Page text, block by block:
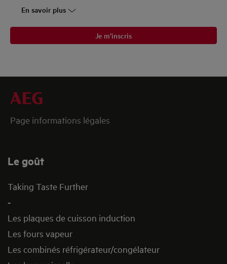
En savoir plus
Je m’inscris
Page informations légales
Le goût
Taking Taste Further
-
Les plaques de cuisson induction
Les fours vapeur
Les combinés réfrigérateur/congélateur